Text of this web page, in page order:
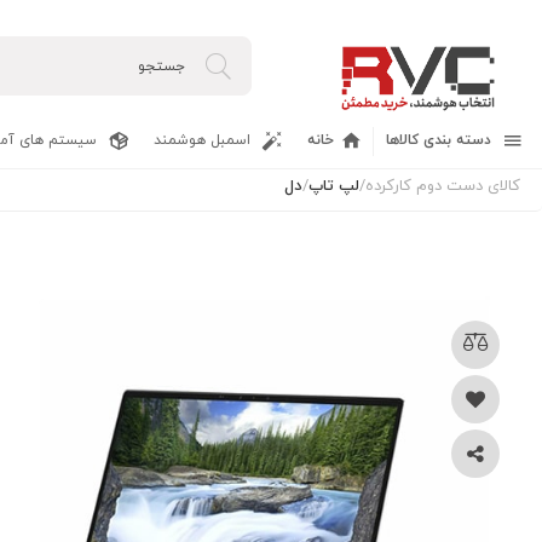
دسته بندی کالاها خانه اسمبل هوشمند سیستم های
کالای دست دوم کارکرده/لپ تاپ/دل